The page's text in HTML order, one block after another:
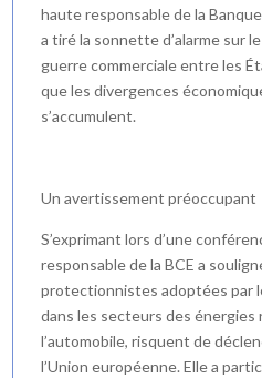
haute responsable de la
a tiré la sonnette d’alarme sur
guerre commerciale entre les
que les divergences
s’accumulent.
Un avertissement préoccupant
S’exprimant lors d’une
responsable de la BCE a
protectionnistes adoptées par
dans les secteurs des énergies
l’automobile, risquent de
l’Union européenne. Elle a